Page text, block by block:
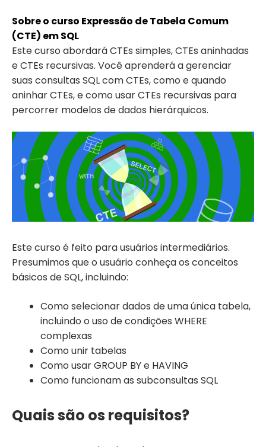
Sobre o curso Expressão de Tabela Comum
(CTE) em SQL
Este curso abordará CTEs simples, CTEs aninhadas
e CTEs recursivas. Você aprenderá a gerenciar
suas consultas SQL com CTEs, como e quando
aninhar CTEs, e como usar CTEs recursivas para
percorrer modelos de dados hierárquicos.
Este curso é feito para usuários intermediários.
Presumimos que o usuário conheça os conceitos
básicos de SQL, incluindo:
Como selecionar dados de uma única tabela,
incluindo o uso de condições WHERE
complexas
Como unir tabelas
Como usar GROUP BY e HAVING
Como funcionam as subconsultas SQL
Quais são os requisitos?